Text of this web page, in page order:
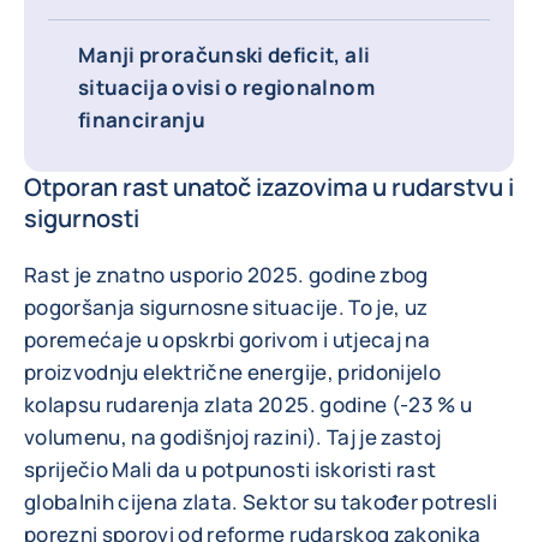
Manji proračunski deficit, ali
situacija ovisi o regionalnom
financiranju
Otporan rast unatoč izazovima u rudarstvu i
sigurnosti
Rast je znatno usporio 2025. godine zbog
pogoršanja sigurnosne situacije. To je, uz
poremećaje u opskrbi gorivom i utjecaj na
proizvodnju električne energije, pridonijelo
kolapsu rudarenja zlata 2025. godine (-23 % u
volumenu, na godišnjoj razini). Taj je zastoj
spriječio Mali da u potpunosti iskoristi rast
globalnih cijena zlata. Sektor su također potresli
porezni sporovi od reforme rudarskog zakonika